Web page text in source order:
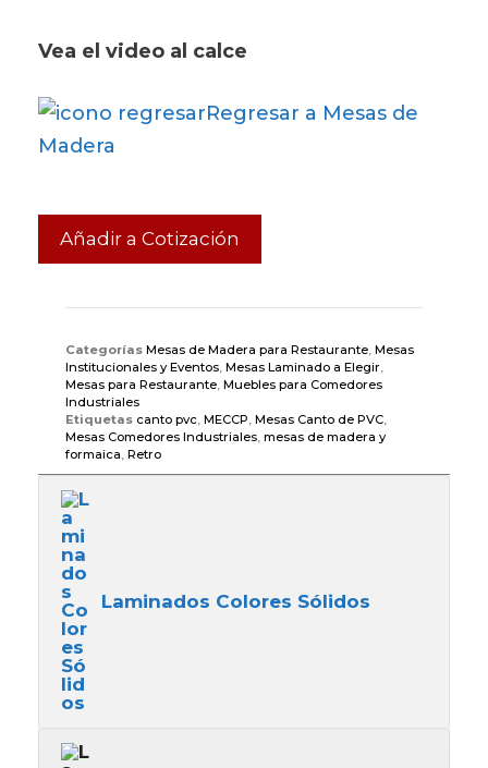
Vea el video al calce
Regresar a Mesas de
Madera
Añadir a Cotización
Categorías Mesas de Madera para Restaurante Mesas
Institucionales y Eventos Mesas Laminado a Elegir
Mesas para Restaurante Muebles para Comedores
Industriales
Etiquetas canto pvc MECCP Mesas Canto de PVC
Mesas Comedores Industriales mesas de madera y
formaica Retro
Laminados Colores Sólidos